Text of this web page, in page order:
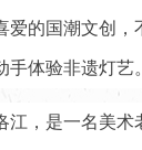
爱的国潮文创，
体验非遗灯艺。
江，是一名美术